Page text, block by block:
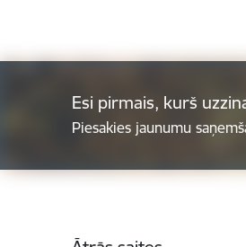
Esi pirmais, kurš
Piesakies jaunumu